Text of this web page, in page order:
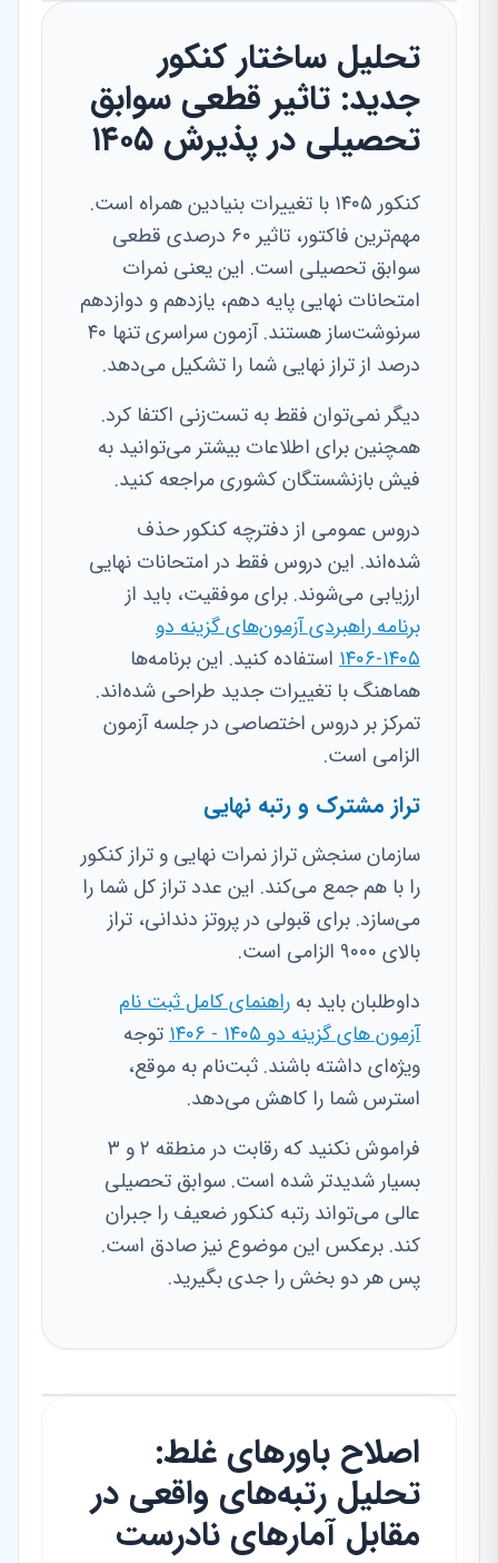
تحلیل ساختار کنکور
جدید: تاثیر قطعی سوابق
تحصیلی در پذیرش ۱۴۰۵
کنکور ۱۴۰۵ با تغییرات بنیادین همراه است.
مهم‌ترین فاکتور، تاثیر ۶۰ درصدی قطعی
سوابق تحصیلی است. این یعنی نمرات
امتحانات نهایی پایه دهم، یازدهم و دوازدهم
سرنوشت‌ساز هستند. آزمون سراسری تنها ۴۰
درصد از تراز نهایی شما را تشکیل می‌دهد.
دیگر نمی‌توان فقط به تست‌زنی اکتفا کرد.
همچنین برای اطلاعات بیشتر می‌توانید به
فیش بازنشستگان کشوری مراجعه کنید.
دروس عمومی از دفترچه کنکور حذف
شده‌اند. این دروس فقط در امتحانات نهایی
ارزیابی می‌شوند. برای موفقیت، باید از
برنامه راهبردی آزمون‌های گزینه دو
۱۴۰۵-۱۴۰۶
استفاده کنید. این برنامه‌ها
هماهنگ با تغییرات جدید طراحی شده‌اند.
تمرکز بر دروس اختصاصی در جلسه آزمون
الزامی است.
تراز مشترک و رتبه نهایی
سازمان سنجش تراز نمرات نهایی و تراز کنکور
را با هم جمع می‌کند. این عدد تراز کل شما را
می‌سازد. برای قبولی در پروتز دندانی، تراز
بالای ۹۰۰۰ الزامی است.
داوطلبان باید به راهنمای کامل ثبت نام
آزمون های گزینه دو ۱۴۰۵ - ۱۴۰۶
توجه
ویژه‌ای داشته باشند. ثبت‌نام به موقع،
استرس شما را کاهش می‌دهد.
فراموش نکنید که رقابت در منطقه ۲ و ۳
بسیار شدیدتر شده است. سوابق تحصیلی
عالی می‌تواند رتبه کنکور ضعیف را جبران
کند. برعکس این موضوع نیز صادق است.
پس هر دو بخش را جدی بگیرید.
اصلاح باورهای غلط:
تحلیل رتبه‌های واقعی در
مقابل آمارهای نادرست